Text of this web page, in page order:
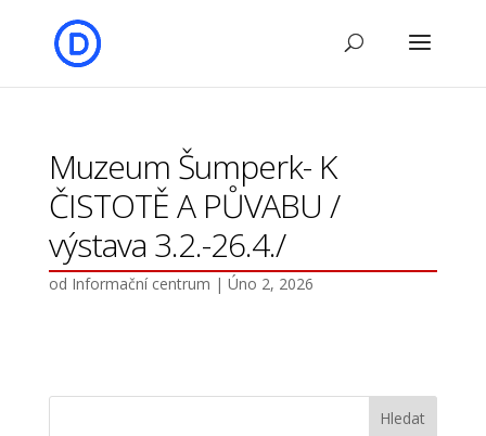
Muzeum Šumperk- K
ČISTOTĚ A PŮVABU /
výstava 3.2.-26.4./
od Informační centrum | Úno 2, 2026